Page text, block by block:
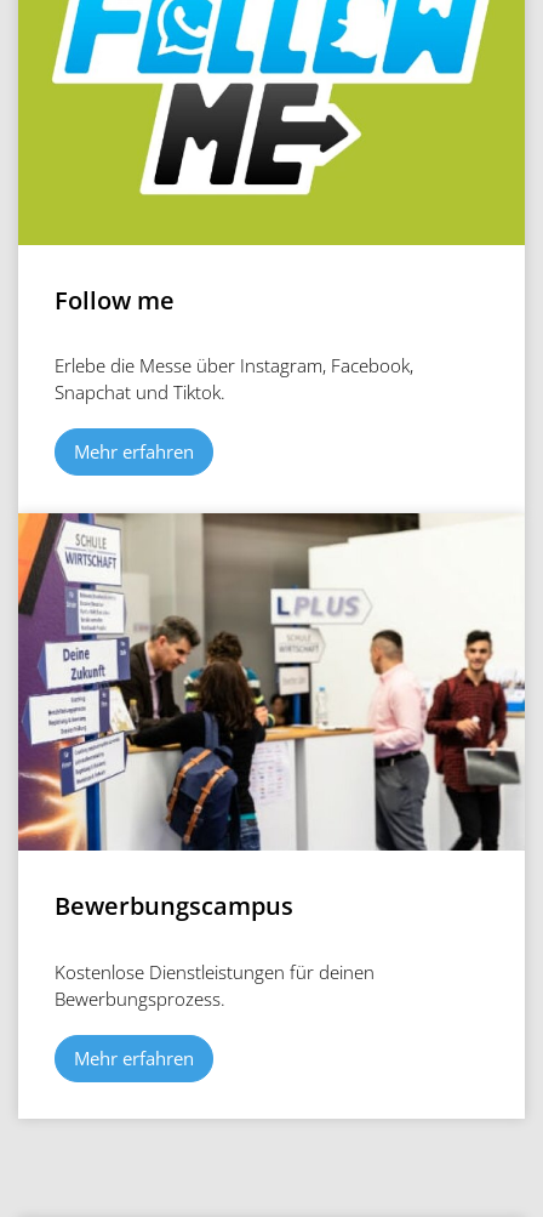
Follow me
Erlebe die Messe über Instagram, Facebook,
Snapchat und Tiktok.
Mehr erfahren
Bewerbungscampus
Kostenlose Dienstleistungen für deinen
Bewerbungsprozess.
Mehr erfahren